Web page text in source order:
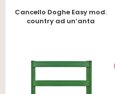
Cancello Doghe Easy mod.
country ad un’anta